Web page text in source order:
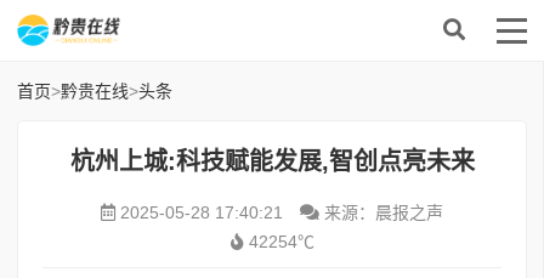
首页>黔贵在线>头条
杭州上城:科技赋能发展,智创点亮未来
2025-05-28 17:40:21
来源：晨报之声
42254℃